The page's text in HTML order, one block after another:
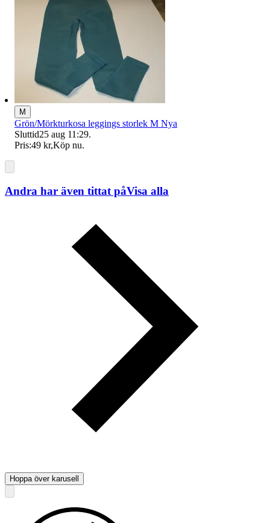
M
Grön/Mörkturkosa leggings storlek M Nya
Sluttid25 aug 11:29.
Pris:49 kr,Köp nu.
Andra har även tittat påVisa alla
Hoppa över karusell